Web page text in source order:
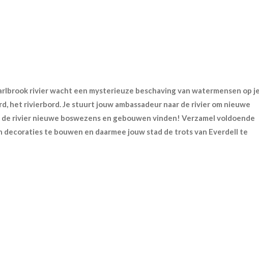
rivier wacht een mysterieuze beschaving van watermensen op
het rivierbord. Je stuurt jouw ambassadeur naar de rivier om nieuwe
rivier nieuwe boswezens en gebouwen vinden! Verzamel voldoende
te bouwen en daarmee jouw stad de trots van Everdell te